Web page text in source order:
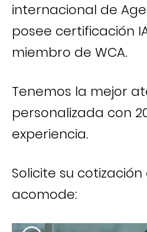
internacional de
posee certificación
miembro de WCA.
Tenemos la mejor
personalizada con
experiencia.
Solicite su
acomode: